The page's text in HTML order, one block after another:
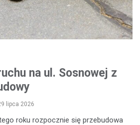
na ul. Sosnowej z
lipca 2026
roku rozpocznie się przebudowa